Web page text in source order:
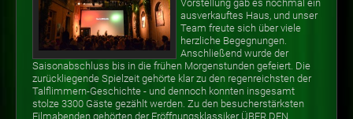
Vorstellung gab es nochmal ein
ausverkauftes Haus, und unser
Team freute sich über viele
herzliche Begegnungen.
Anschließend wurde der
Saisonabschluss bis in die frühen Morgenstunden gefeiert. Die
zurückliegende Spielzeit gehörte klar zu den regenreichsten der
Talflimmern-Geschichte - und dennoch konnten insgesamt
stolze 3300 Gäste gezählt werden. Zu den besucherstärksten
Filmabenden gehörten der Eröffnungsklassiker ÜBER DEN